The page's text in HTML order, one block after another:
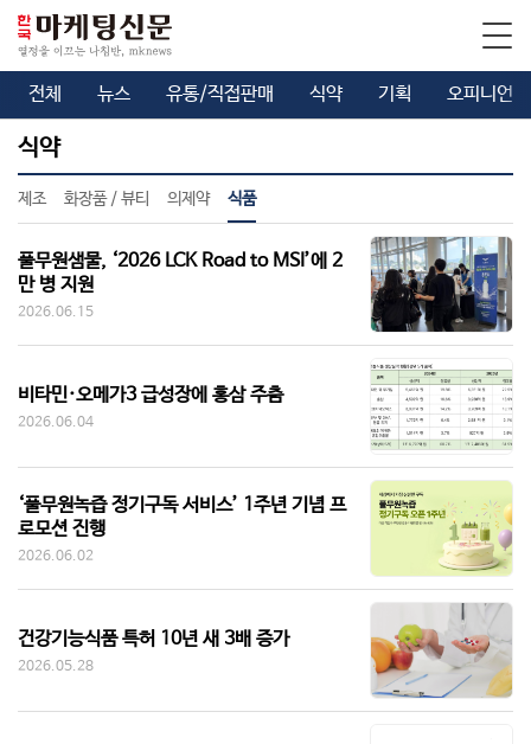
전체 뉴스 유통/직접판매 식약 기획 오피니언
식약
제조 화장품 / 뷰티 의제약 식품
풀무원샘물, ‘2026 LCK Road to MSI’에 2
만 병 지원
2026.06.15
비타민·오메가3 급성장에 홍삼 주춤
2026.06.04
‘풀무원녹즙 정기구독 서비스’ 1주년 기념 프
로모션 진행
2026.06.02
건강기능식품 특허 10년 새 3배 증가
2026.05.28